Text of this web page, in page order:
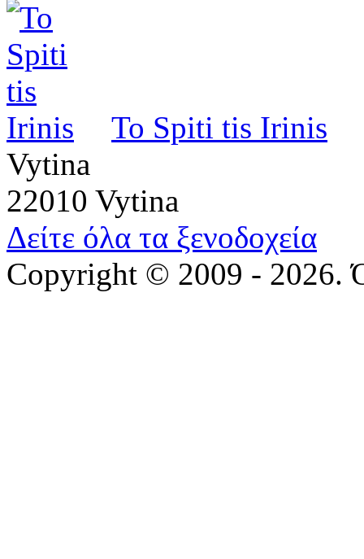
To Spiti tis Irinis
Vytina
22010 Vytina
Δείτε όλα τα ξενοδοχεία
Copyright © 2009 - 2026.